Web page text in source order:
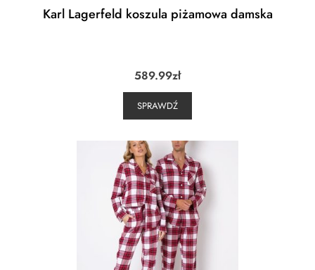
Karl Lagerfeld koszula piżamowa damska
589.99zł
SPRAWDŹ